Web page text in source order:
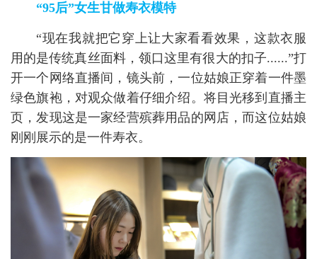
“95后”女生甘做寿衣模特
“现在我就把它穿上让大家看看效果，这款衣服
用的是传统真丝面料，领口这里有很大的扣子......”打
开一个网络直播间，镜头前，一位姑娘正穿着一件墨
绿色旗袍，对观众做着仔细介绍。将目光移到直播主
页，发现这是一家经营殡葬用品的网店，而这位姑娘
刚刚展示的是一件寿衣。